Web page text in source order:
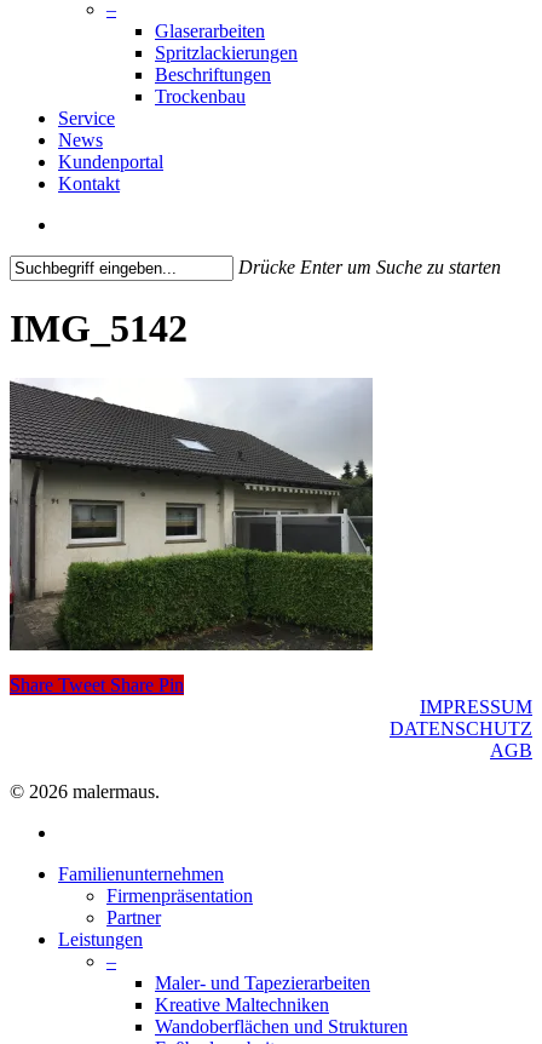
–
Glaserarbeiten
Spritzlackierungen
Beschriftungen
Trockenbau
Service
News
Kundenportal
Kontakt
Drücke Enter um Suche zu starten
Search
IMG_5142
Share Tweet Share Pin
IMPRESSUM
DATENSCHUTZ
AGB
© 2026 malermaus.
Close
Familienunternehmen
Firmenpräsentation
Partner
Leistungen
–
Maler- und Tapezierarbeiten
Kreative Maltechniken
Wandoberflächen und Strukturen